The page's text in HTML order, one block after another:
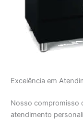
Excelência em
Nosso compromisso
atendimento